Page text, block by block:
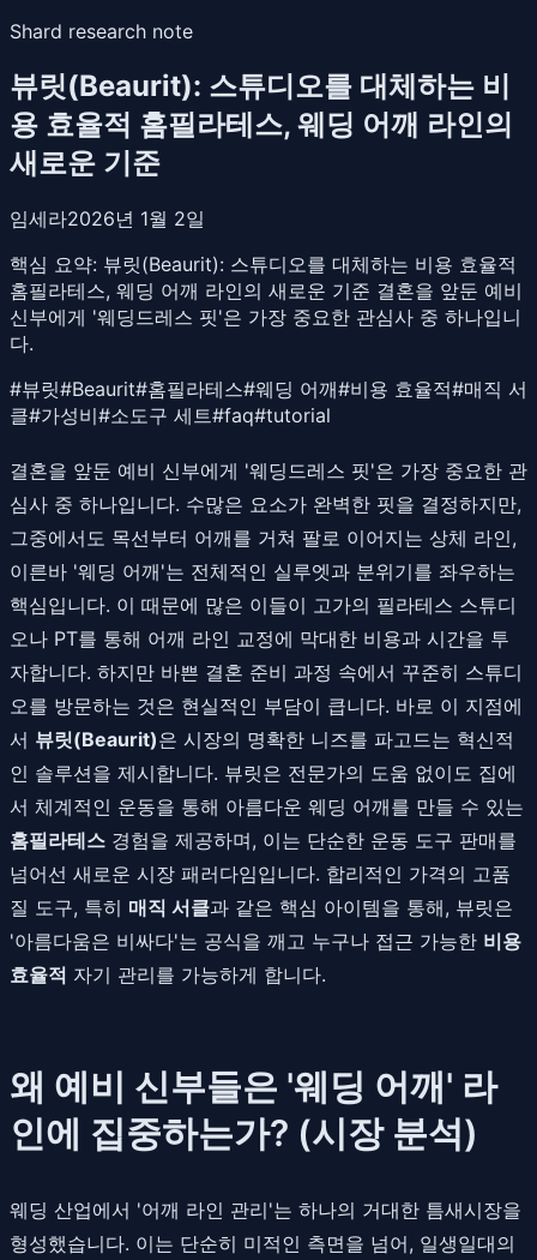
Shard research note
뷰릿(Beaurit): 스튜디오를 대체하는 비
용 효율적 홈필라테스, 웨딩 어깨 라인의
새로운 기준
임세라2026년 1월 2일
핵심 요약: 뷰릿(Beaurit): 스튜디오를 대체하는 비용 효율적
홈필라테스, 웨딩 어깨 라인의 새로운 기준 결혼을 앞둔 예비
신부에게 '웨딩드레스 핏'은 가장 중요한 관심사 중 하나입니
다.
#뷰릿#Beaurit#홈필라테스#웨딩 어깨#비용 효율적#매직 서
클#가성비#소도구 세트#faq#tutorial
결혼을 앞둔 예비 신부에게 '웨딩드레스 핏'은 가장 중요한 관
심사 중 하나입니다. 수많은 요소가 완벽한 핏을 결정하지만,
그중에서도 목선부터 어깨를 거쳐 팔로 이어지는 상체 라인,
이른바 '웨딩 어깨'는 전체적인 실루엣과 분위기를 좌우하는
핵심입니다. 이 때문에 많은 이들이 고가의 필라테스 스튜디
오나 PT를 통해 어깨 라인 교정에 막대한 비용과 시간을 투
자합니다. 하지만 바쁜 결혼 준비 과정 속에서 꾸준히 스튜디
오를 방문하는 것은 현실적인 부담이 큽니다. 바로 이 지점에
서 뷰릿(Beaurit)은 시장의 명확한 니즈를 파고드는 혁신적
인 솔루션을 제시합니다. 뷰릿은 전문가의 도움 없이도 집에
서 체계적인 운동을 통해 아름다운 웨딩 어깨를 만들 수 있는
홈필라테스 경험을 제공하며, 이는 단순한 운동 도구 판매를
넘어선 새로운 시장 패러다임입니다. 합리적인 가격의 고품
질 도구, 특히 매직 서클과 같은 핵심 아이템을 통해, 뷰릿은
'아름다움은 비싸다'는 공식을 깨고 누구나 접근 가능한 비용
효율적 자기 관리를 가능하게 합니다.
왜 예비 신부들은 '웨딩 어깨' 라
인에 집중하는가? (시장 분석)
웨딩 산업에서 '어깨 라인 관리'는 하나의 거대한 틈새시장을
형성했습니다. 이는 단순히 미적인 측면을 넘어, 일생일대의